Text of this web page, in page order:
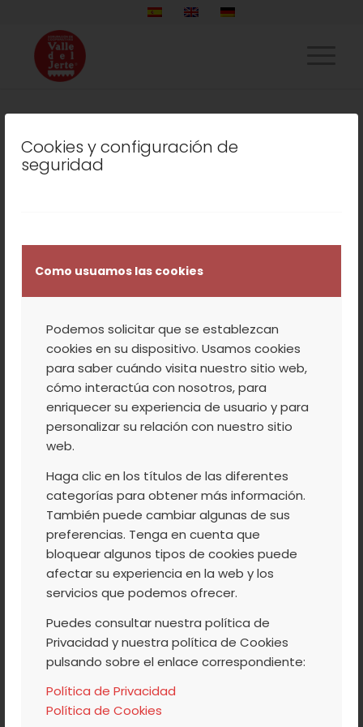
Cookies y configuración de
seguridad
Como usuamos las cookies
Podemos solicitar que se establezcan
cookies en su dispositivo. Usamos cookies
para saber cuándo visita nuestro sitio web,
cómo interactúa con nosotros, para
enriquecer su experiencia de usuario y para
personalizar su relación con nuestro sitio
web.
Haga clic en los títulos de las diferentes
categorías para obtener más información.
También puede cambiar algunas de sus
preferencias. Tenga en cuenta que
bloquear algunos tipos de cookies puede
afectar su experiencia en la web y los
servicios que podemos ofrecer.
Puedes consultar nuestra política de
Privacidad y nuestra política de Cookies
pulsando sobre el enlace correspondiente:
Política de Privacidad
Política de Cookies
LISTADO DE LA ETIQUETA:
CEREZA PICOTA DEL
COOPERATIVA,NUESTROS PRODUCTOS,
TURISMO, VALLE DEL JERTE
EL VALLE DEL JERTE
OFERTA UNA
CAMPAÑA FESTIVA
PARA PROMOCIONAR
SU CEREZA
La comarca cacereña del Valle del Jerte
será escenario a partir del30 de mayo
un extenso programa de actividades
lúdicas, culturales y festivas que culminará
el 2 de agosto con la denominada
Convivencia de la Cerecera para
promocionar este territorio del Norte de
Cáceres y sus cerezas.
Leer más